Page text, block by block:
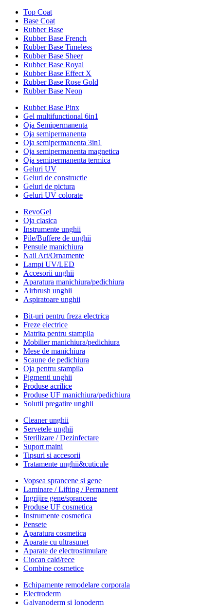
Top Coat
Base Coat
Rubber Base
Rubber Base French
Rubber Base Timeless
Rubber Base Sheer
Rubber Base Royal
Rubber Base Effect X
Rubber Base Rose Gold
Rubber Base Neon
Rubber Base Pinx
Gel multifunctional 6in1
Oja Semipermanenta
Oja semipermanenta
Oja semipermanenta 3in1
Oja semipermanenta magnetica
Oja semipermanenta termica
Geluri UV
Geluri de constructie
Geluri de pictura
Geluri UV colorate
RevoGel
Oja clasica
Instrumente unghii
Pile/Buffere de unghii
Pensule manichiura
Nail Art/Ornamente
Lampi UV/LED
Accesorii unghii
Aparatura manichiura/pedichiura
Airbrush unghii
Aspiratoare unghii
Bit-uri pentru freza electrica
Freze electrice
Matrita pentru stampila
Mobilier manichiura/pedichiura
Mese de manichiura
Scaune de pedichiura
Oja pentru stampila
Pigmenti unghii
Produse acrilice
Produse UF manichiura/pedichiura
Solutii pregatire unghii
Cleaner unghii
Servetele unghii
Sterilizare / Dezinfectare
Suport maini
Tipsuri si accesorii
Tratamente unghii&cuticule
Vopsea sprancene si gene
Laminare / Lifting / Permanent
Ingrijire gene/sprancene
Produse UF cosmetica
Instrumente cosmetica
Pensete
Aparatura cosmetica
Aparate cu ultrasunet
Aparate de electrostimulare
Ciocan cald/rece
Combine cosmetice
Echipamente remodelare corporala
Electroderm
Galvanoderm si Ionoderm